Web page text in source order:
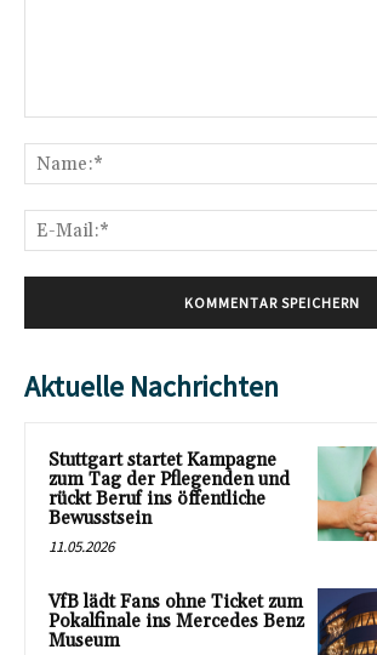
Aktuelle Nachrichten
Stuttgart startet Kampagne
zum Tag der Pflegenden und
rückt Beruf ins öffentliche
Bewusstsein
11.05.2026
VfB lädt Fans ohne Ticket zum
Pokalfinale ins Mercedes Benz
Museum